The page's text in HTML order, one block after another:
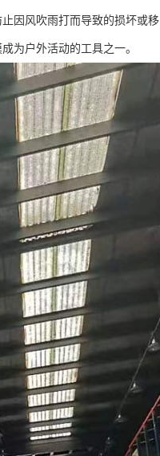
因风吹雨打而导致的损坏或移
为户外活动的工具之一。